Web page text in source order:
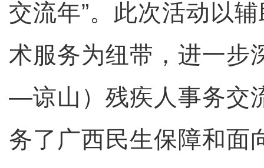
交流年”。此次活动以
术服务为纽带，进一步
—谅山）残疾人事务交
务了广西民生保障和面